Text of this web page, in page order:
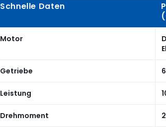
Schnelle Daten
Motor
Getriebe
Leistung
Drehmoment